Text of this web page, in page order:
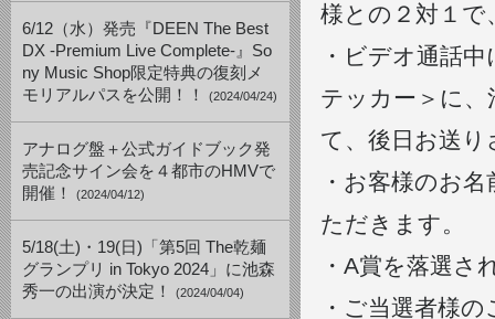
6/12（水）発売『DEEN The Best
DX -Premium Live Complete-』So
ny Music Shop限定特典の復刻メ
モリアルパスを公開！！
(2024/04/24)
アナログ盤＋公式ガイドブック発
売記念サイン会を４都市のHMVで
開催！
(2024/04/12)
5/18(土)・19(日)「第5回 The乾麺
グランプリ in Tokyo 2024」に池森
秀一の出演が決定！
(2024/04/04)
様との２対１
・ビデオ通話
テッカー＞に
て、後日お送
・お客様のお
ただきます。
・A賞を落選さ
・ご当選者様